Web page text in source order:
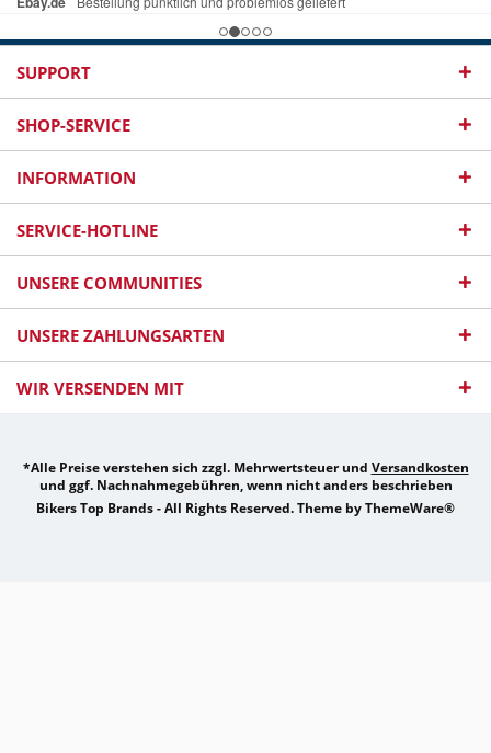
SUPPORT
SHOP-SERVICE
INFORMATION
SERVICE-HOTLINE
UNSERE COMMUNITIES
UNSERE ZAHLUNGSARTEN
WIR VERSENDEN MIT
*Alle Preise verstehen sich zzgl. Mehrwertsteuer und Versandkosten
und ggf. Nachnahmegebühren, wenn nicht anders beschrieben
Bikers Top Brands - All Rights Reserved. Theme byThemeWare®